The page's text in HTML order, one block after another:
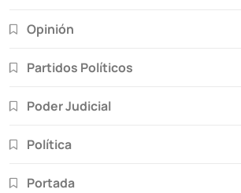
Opinión
Partidos Políticos
Poder Judicial
Política
Portada